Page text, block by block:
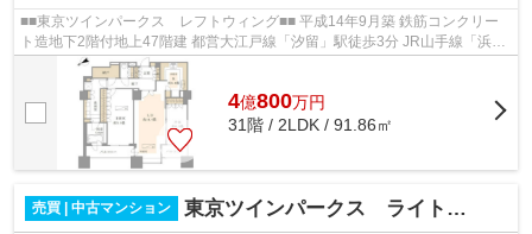
■■東京ツインパークス レフトウィング■■ 平成14年9月築 鉄筋コンクリー
ト造地下2階付地上47階建 都営大江戸線「汐留」駅徒歩3分 JR山手線「浜松
町」駅徒歩7分 JR山手線「新橋」駅徒...
4億800万円
31階 / 2LDK / 91.86㎡
売買 | 中古マンション 東京ツインパークス ライトウイング